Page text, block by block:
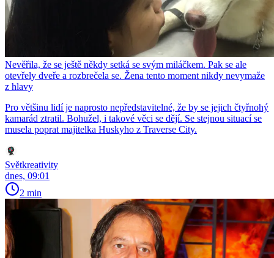
Nevěřila, že se ještě někdy setká se svým miláčkem. Pak se ale
otevřely dveře a rozbrečela se. Žena tento moment nikdy nevymaže
z hlavy
Pro většinu lidí je naprosto nepředstavitelné, že by se jejich čtyřnohý
kamarád ztratil. Bohužel, i takové věci se dějí. Se stejnou situací se
musela poprat majitelka Huskyho z Traverse City.
Světkreativity
dnes, 09:01
2 min